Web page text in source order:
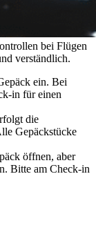
bei Flügen
verständlich.
ein. Bei
in für einen
die
Gepäckstücke
öffnen, aber
Bitte am Check-in